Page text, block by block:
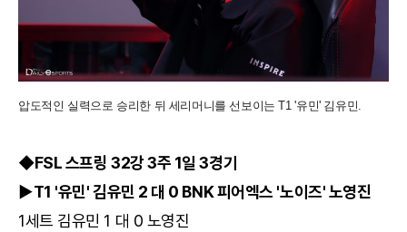
압도적인 실력으로 승리한 뒤 세리머니를 선보이는 T1 '유민' 김유민.
◆FSL 스프링 32강 3주 1일 3경기
▶T1 '유민' 김유민 2 대 0 BNK 피어엑스 '노이즈' 노영진
1세트 김유민 1 대 0 노영진